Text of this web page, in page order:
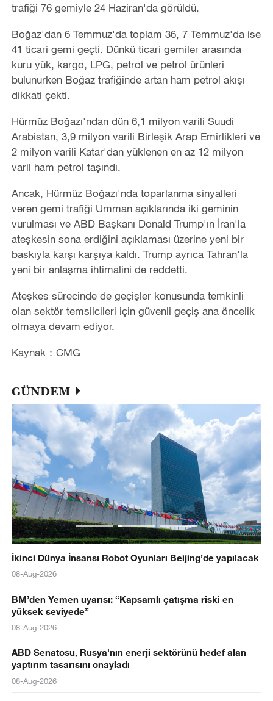
trafiği 76 gemiyle 24 Haziran'da görüldü.
Boğaz'dan 6 Temmuz'da toplam 36, 7 Temmuz'da ise
41 ticari gemi geçti. Dünkü ticari gemiler arasında
kuru yük, kargo, LPG, petrol ve petrol ürünleri
bulunurken Boğaz trafiğinde artan ham petrol akışı
dikkati çekti.
Hürmüz Boğazı'ndan dün 6,1 milyon varili Suudi
Arabistan, 3,9 milyon varili Birleşik Arap Emirlikleri ve
2 milyon varili Katar'dan yüklenen en az 12 milyon
varil ham petrol taşındı.
Ancak, Hürmüz Boğazı'nda toparlanma sinyalleri
veren gemi trafiği Umman açıklarında iki geminin
vurulması ve ABD Başkanı Donald Trump'ın İran'la
ateşkesin sona erdiğini açıklaması üzerine yeni bir
baskıyla karşı karşıya kaldı. Trump ayrıca Tahran'la
yeni bir anlaşma ihtimalini de reddetti.
Ateşkes sürecinde de geçişler konusunda temkinli
olan sektör temsilcileri için güvenli geçiş ana öncelik
olmaya devam ediyor.
Kaynak：CMG
GÜNDEM
İkinci Dünya İnsansı Robot Oyunları Beijing’de yapılacak
08-Aug-2026
BM’den Yemen uyarısı: “Kapsamlı çatışma riski en
yüksek seviyede”
08-Aug-2026
ABD Senatosu, Rusya'nın enerji sektörünü hedef alan
yaptırım tasarısını onayladı
08-Aug-2026